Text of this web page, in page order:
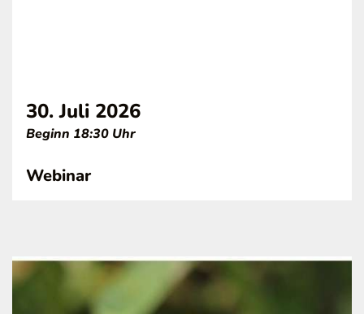
30. Juli 2026
Beginn 18:30 Uhr
Webinar